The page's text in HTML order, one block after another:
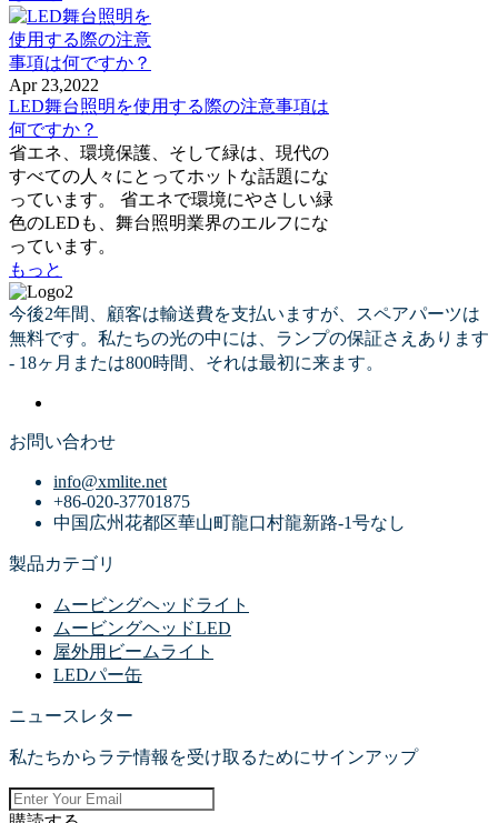
Apr 23,2022
LED舞台照明を使用する際の注意事項は
何ですか？
省エネ、環境保護、そして緑は、現代の
すべての人々にとってホットな話題にな
っています。 省エネで環境にやさしい緑
色のLEDも、舞台照明業界のエルフにな
っています。
もっと
今後2年間、顧客は輸送費を支払いますが、スペアパーツは
無料です。私たちの光の中には、ランプの保証さえあります
- 18ヶ月または800時間、それは最初に来ます。
お問い合わせ
info@xmlite.net
+86-020-37701875
中国広州花都区華山町龍口村龍新路-1号なし
製品カテゴリ
ムービングヘッドライト
ムービングヘッドLED
屋外用ビームライト
LEDパー缶
ニュースレター
私たちからラテ情報を受け取るためにサインアップ